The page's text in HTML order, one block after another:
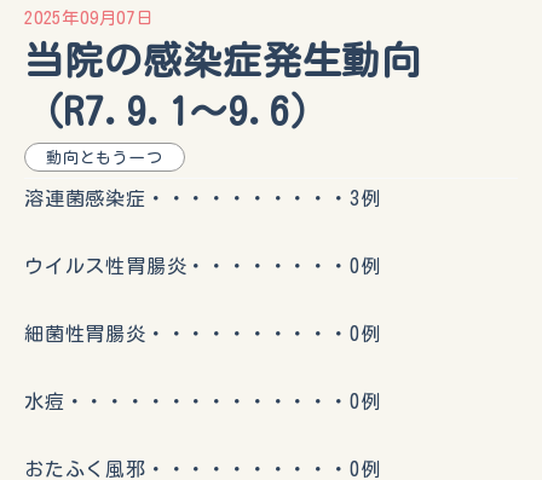
2025年09月07日
当院の感染症発生動向
（R7.9.1〜9.6）
動向ともう一つ
溶連菌感染症・・・・・・・・・・3例
ウイルス性胃腸炎・・・・・・・・0例
細菌性胃腸炎・・・・・・・・・・0例
水痘・・・・・・・・・・・・・・0例
おたふく風邪・・・・・・・・・・0例